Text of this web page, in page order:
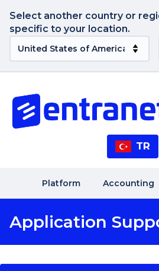
Select another country or
specific to your location.
TR
Platform Accounting
Application